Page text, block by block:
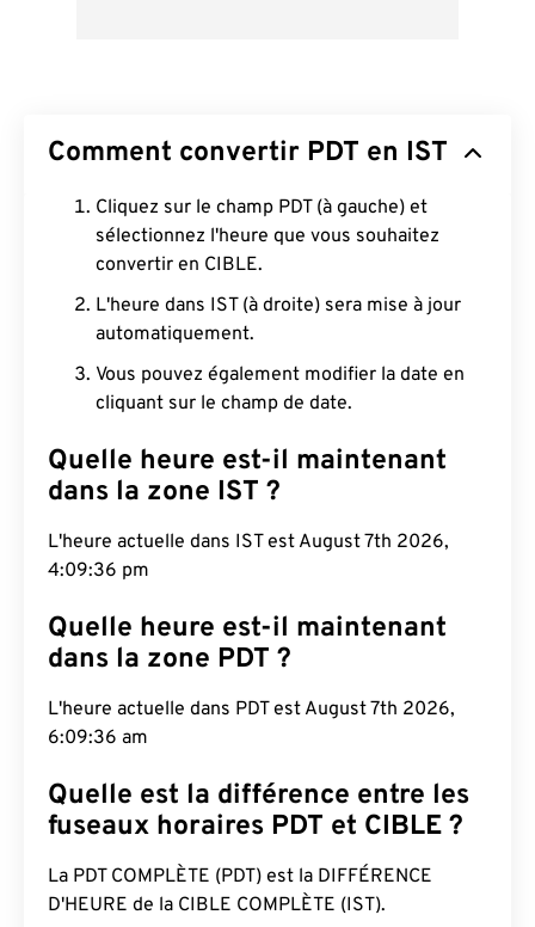
Comment convertir PDT en IST
Cliquez sur le champ PDT (à gauche) et
sélectionnez l'heure que vous souhaitez
convertir en CIBLE.
L'heure dans IST (à droite) sera mise à jour
automatiquement.
Vous pouvez également modifier la date en
cliquant sur le champ de date.
Quelle heure est-il maintenant
dans la zone IST ?
L'heure actuelle dans IST est August 7th 2026,
4:09:37 pm
Quelle heure est-il maintenant
dans la zone PDT ?
L'heure actuelle dans PDT est August 7th 2026,
6:09:37 am
Quelle est la différence entre les
fuseaux horaires PDT et CIBLE ?
La PDT COMPLÈTE (PDT) est la DIFFÉRENCE
D'HEURE de la CIBLE COMPLÈTE (IST).